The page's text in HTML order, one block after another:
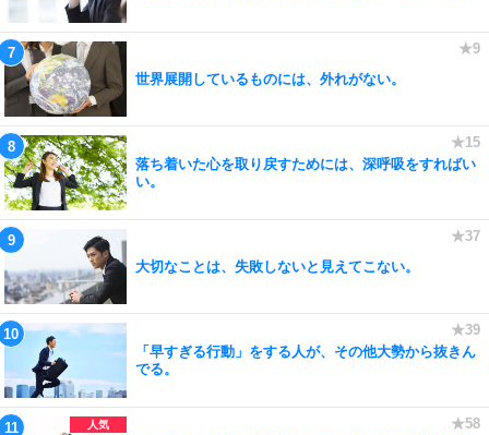
世界展開しているものには、外れがない。
落ち着いた心を取り戻すためには、深呼吸をすればい
い。
大切なことは、失敗しないと見えてこない。
「早すぎる行動」をする人が、その他大勢から抜きん
でる。